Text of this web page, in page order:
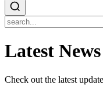
Latest News
Check out the latest